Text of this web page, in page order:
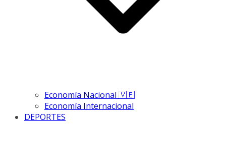
Economía Nacional 🇻🇪
Economía Internacional
DEPORTES